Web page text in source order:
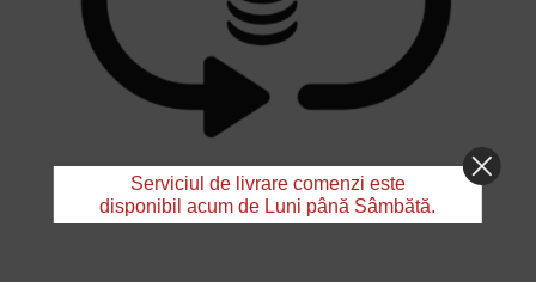
Serviciul de livrare comenzi este
disponibil acum de Luni până Sâmbătă.